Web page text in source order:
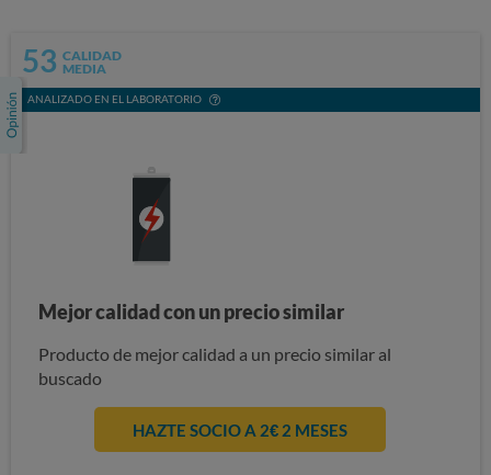
53 CALIDAD
MEDIA
ANALIZADO EN EL LABORATORIO
Mejor calidad con un precio similar
Producto de mejor calidad a un precio similar al
buscado
HAZTE SOCIO A 2€ 2 MESES